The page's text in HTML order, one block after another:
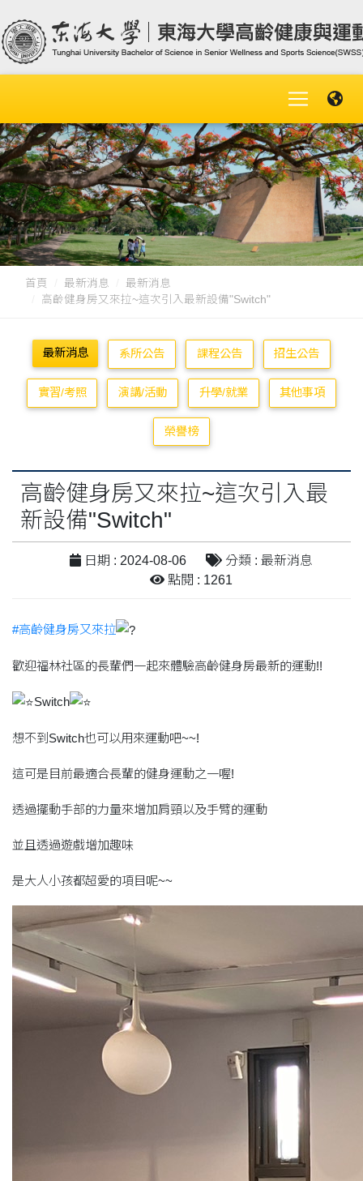
首頁 最新消息
最新消息
高齡健身房又來拉~這次引入最新設備"Switch"
最新消息 系所公告 課程公告 招生公告
實習/考照 演講/活動 升學/就業 其他事項
榮譽榜
高齡健身房又來拉~這次引入最
新設備"Switch"
日期 : 2024-08-06
分類 : 最新消息
點閱 : 1261
#高齡健身房又來拉
歡迎福林社區的長輩們一起來體驗高齡健身房最新的運動!!
Switch
想不到Switch也可以用來運動吧~~!
這可是目前最適合長輩的健身運動之一喔!
透過擺動手部的力量來增加肩頸以及手臂的運動
並且透過遊戲增加趣味
是大人小孩都超愛的項目呢~~